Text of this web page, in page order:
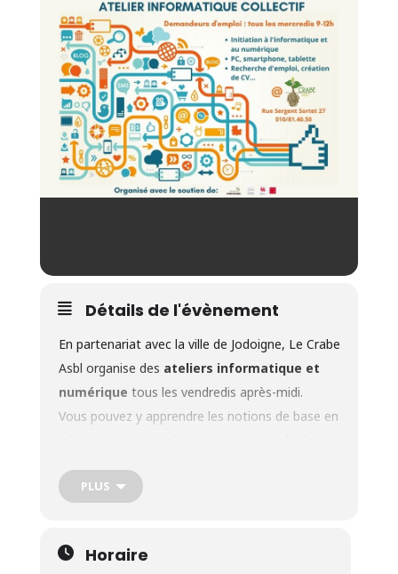
Détails de l'évènement
En partenariat avec la ville de Jodoigne, Le Crabe
Asbl organise des ateliers informatique et
numérique tous les vendredis après-midi.
Vous pouvez y apprendre les notions de base en
Ces ateliers hebdomadaires comprennent :
le traitement de texte;
PLUS
Horaire